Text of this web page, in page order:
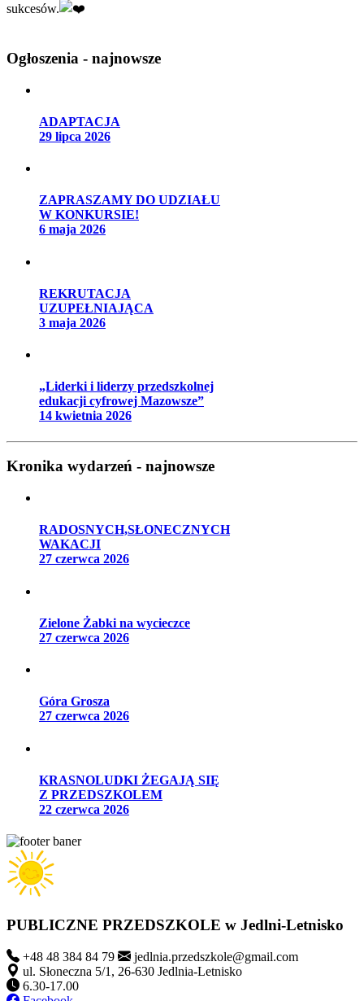
sukcesów.
Ogłoszenia - najnowsze
ADAPTACJA
29 lipca 2026
ZAPRASZAMY DO UDZIAŁU
W KONKURSIE!
6 maja 2026
REKRUTACJA
UZUPEŁNIAJĄCA
3 maja 2026
„Liderki i liderzy przedszkolnej
edukacji cyfrowej Mazowsze”
14 kwietnia 2026
Kronika wydarzeń - najnowsze
RADOSNYCH,SŁONECZNYCH
WAKACJI
27 czerwca 2026
Zielone Żabki na wycieczce
27 czerwca 2026
Góra Grosza
27 czerwca 2026
KRASNOLUDKI ŻEGAJĄ SIĘ
Z PRZEDSZKOLEM
22 czerwca 2026
PUBLICZNE PRZEDSZKOLE w Jedlni-Letnisko
+48 48 384 84 79
jedlnia.przedszkole@gmail.com
ul. Słoneczna 5/1, 26-630 Jedlnia-Letnisko
6.30-17.00